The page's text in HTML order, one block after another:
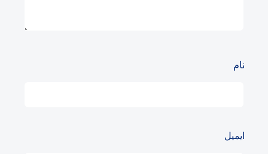
نام
ایمیل